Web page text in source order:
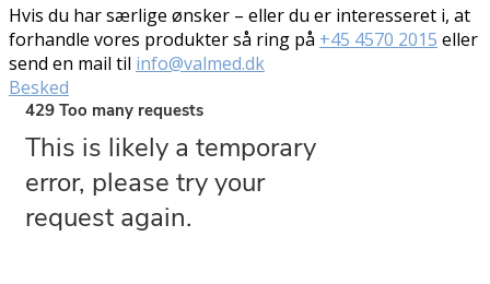
Hvis du har særlige ønsker – eller du er interesseret i, at
forhandle vores produkter så ring på +45 4570 2015 eller
send en mail til info@valmed.dk
Besked